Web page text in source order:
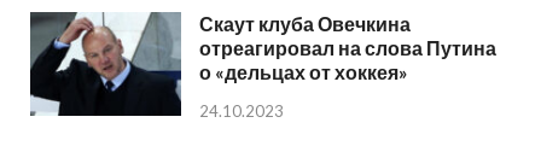
Скаут клуба Овечкина
отреагировал на слова Путина
о «дельцах от хоккея»
24.10.2023